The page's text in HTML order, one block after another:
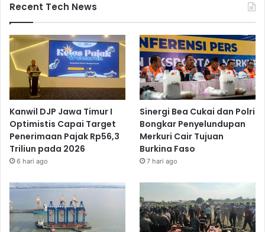
Recent Tech News
Kanwil DJP Jawa Timur I
Optimistis Capai Target
Penerimaan Pajak Rp56,3
Triliun pada 2026
6 hari ago
Sinergi Bea Cukai dan Polri
Bongkar Penyelundupan
Merkuri Cair Tujuan
Burkina Faso
7 hari ago